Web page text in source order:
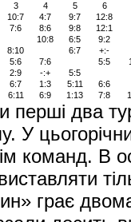
3 4 5
6
10:7 4:7 9:7 12:8
7:6 8:6 9:8 12:1
10:8 6:5 9:2
8:10 6:7 +:-
5:6 7:6 5:5
2:9 -:+ 5:5
6:7 1:3 5:11
6:6
6:11 6:9 1:13 7:8
перші два
У
команд. В
грає